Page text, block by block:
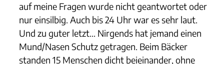
auf meine Fragen wurde nicht geantwortet oder
nur einsilbig. Auch bis 24 Uhr war es sehr laut.
Und zu guter letzt... Nirgends hat jemand einen
Mund/Nasen Schutz getragen. Beim Bäcker
standen 15 Menschen dicht beieinander, ohne